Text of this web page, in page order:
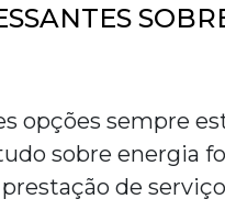
opções sempre
sobre energia
de